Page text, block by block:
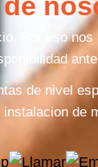
Por eso
de nivel
de